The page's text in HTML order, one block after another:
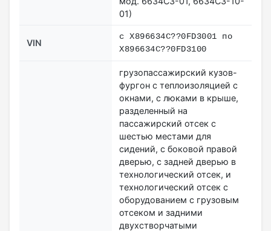
01)
VIN
c X896634C??0FD3001 по
X896634C??0FD3100
грузопассажирский кузов-
фургон с теплоизоляцией с
окнами, с люками в крыше,
разделенный на
пассажирский отсек с
шестью местами для
сидений, с боковой правой
дверью, с задней дверью в
технологический отсек, и
технологический отсек с
оборудованием с грузовым
отсеком и задними
двухстворчатыми